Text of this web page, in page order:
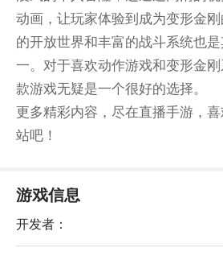
动画，让玩家体验到成为变形金
的开放世界和丰富的战斗系统也
一。对于喜欢动作游戏和变形金
款游戏无疑是一个很好的选择。
更多精彩内容，尽在直播手游，
站吧！
游戏信息
开发者：